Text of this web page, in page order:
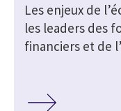
Les enjeux de
les leaders des
financiers et de